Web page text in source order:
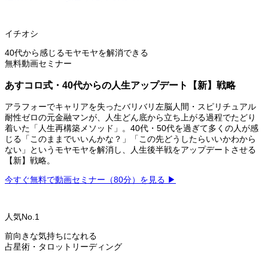
イチオシ
40代から感じるモヤモヤを解消できる
無料動画セミナー
あすコロ式・40代からの人生アップデート【新】戦略
アラフォーでキャリアを失ったバリバリ左脳人間・スピリチュアル
耐性ゼロの元金融マンが、人生どん底から立ち上がる過程でたどり
着いた「人生再構築メソッド」。40代・50代を過ぎて多くの人が感
じる「このままでいいんかな？」「この先どうしたらいいかわから
ない」というモヤモヤを解消し、人生後半戦をアップデートさせる
【新】戦略。
今すぐ無料で動画セミナー（80分）を見る ▶
人気No.1
前向きな気持ちになれる
占星術・タロットリーディング